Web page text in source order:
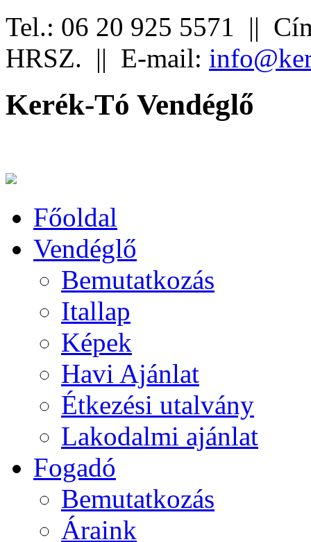
Tel.: 06 20 925 5571 ||
HRSZ. || E-mail:
Kerék-Tó Vendéglő
Főoldal
Vendéglő
Bemutatkozás
Itallap
Képek
Havi Ajánlat
Étkezési utalvány
Lakodalmi ajánlat
Fogadó
Bemutatkozás
Áraink